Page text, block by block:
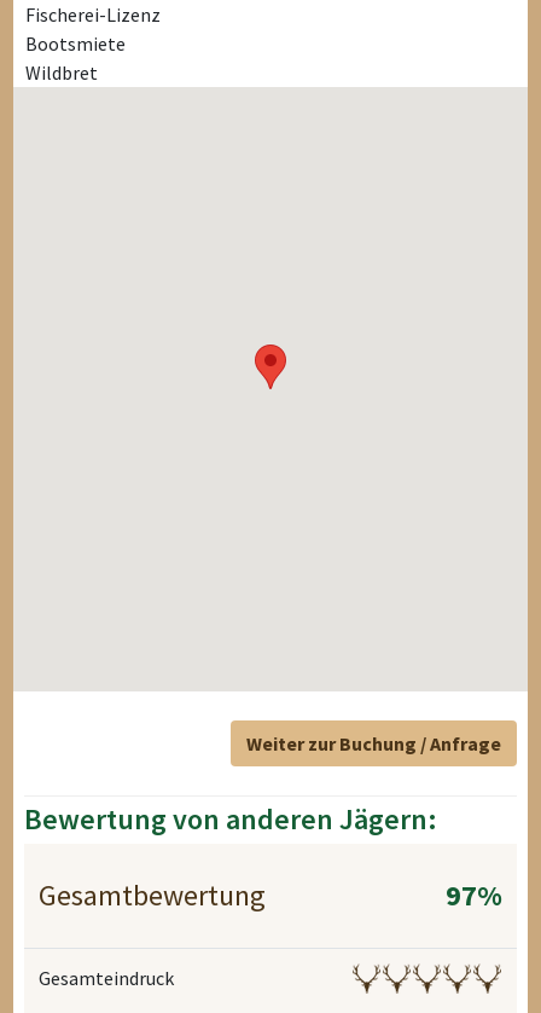
Fischerei-Lizenz
Bootsmiete
Wildbret
Weiter zur Buchung / Anfrage
Bewertung von anderen Jägern:
Gesamtbewertung 97%
Gesamteindruck